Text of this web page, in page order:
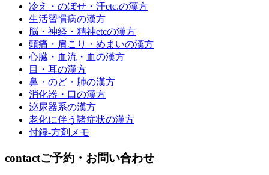
冷え・のぼせ・汗etc.の漢方
生活習慣病の漢方
脳・神経・精神etcの漢方
頭痛・肩こり・めまいの漢方
心臓・血流・血の漢方
目・耳の漢方
鼻・のど・肺の漢方
消化器・口の漢方
泌尿器系の漢方
老化に伴う諸症状の漢方
付録-方剤メモ
contactご予約・お問い合わせ